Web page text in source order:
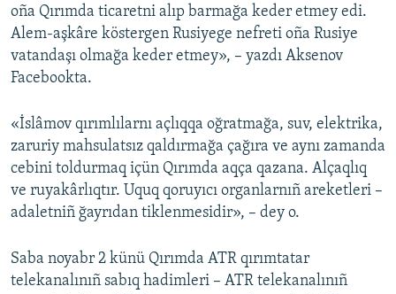
oña Qırımda ticaretni alıp barmağa keder etmey edi.
Alem-aşkâre köstergen Rusiyege nefreti oña Rusiye
vatandaşı olmağa keder etmey», – yazdı Aksenov
Facebookta.
«İslâmov qırımlılarnı açlıqqa oğratmağa, suv, elektrika,
zaruriy mahsulatsız qaldırmağa çağıra ve aynı zamanda
cebini toldurmaq içün Qırımda aqça qazana. Alçaqlıq
ve ruyakârlıqtır. Uquq qoruyıcı organlarnıñ areketleri –
adaletniñ ğayrıdan tiklenmesidir», – dey o.
Saba noyabr 2 künü Qırımda ATR qırımtatar
telekanalınıñ sabıq hadimleri – ATR telekanalınıñ